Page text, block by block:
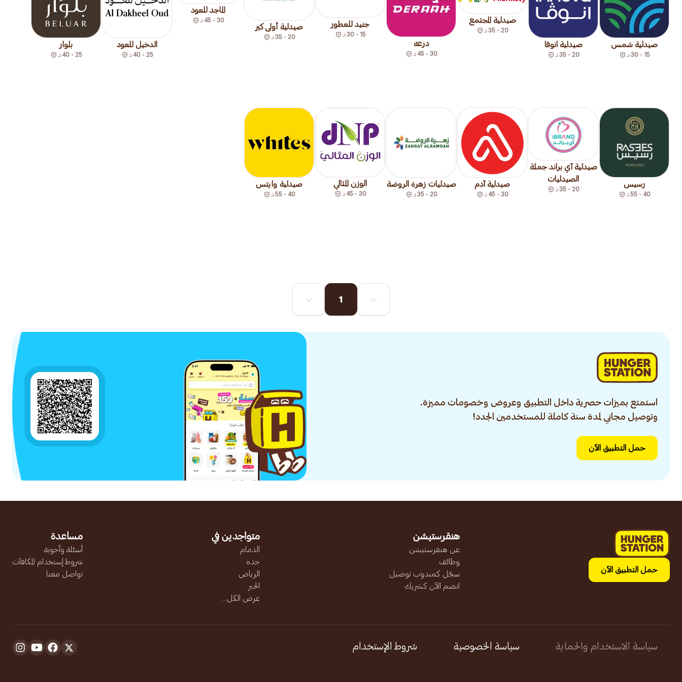
صيدلية شمس
15 - 30 د
صيدلية انوفا
20 - 35 د
صيدلية المجتمع
20 - 35 د
درعه
30 - 45 د
جنيد للعطور
15 - 30 د
صيدلية أولى كير
20 - 35 د
الماجد للعود
30 - 45 د
الدخيل للعود
25 - 40 د
بلوار
25 - 40 د
رسيس
40 - 55 د
صيدلية آي براند جملة
الصيدليات
20 - 35 د
صيدلية آدم
30 - 45 د
صيدليات زهرة الروضة
20 - 35 د
الوزن المثالي
30 - 45 د
صيدلية وايتس
40 - 55 د
1
استمتع بميزات حصرية داخل التطبيق وعروض وخصومات مميزة.
وتوصيل مجاني لمدة سنة كاملة للمستخدمين الجدد!
حمل التطبيق الآن
حمل التطبيق الآن
هنقرستيشن
عن هنقرستيشن
وظائف
سجّل كمندوب توصيل
انضم الآن كشريك
متواجدين في
الدمام
جده
الرياض
الخبر
عرض الكل...
مساعدة
أسئلة وأجوبة
شروط إستخدام المكافآت
تواصل معنا
سياسة الاستخدام والحماية سياسة الخصوصية شروط الإستخدام